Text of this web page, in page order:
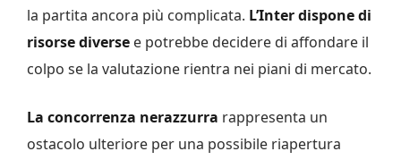
la partita ancora più complicata. L’Inter dispone di
risorse diverse e potrebbe decidere di affondare il
colpo se la valutazione rientra nei piani di mercato.
La concorrenza nerazzurra rappresenta un
ostacolo ulteriore per una possibile riapertura